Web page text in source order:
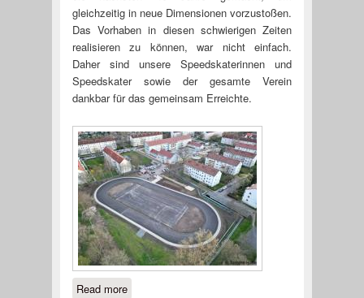
gleichzeitig in neue Dimensionen vorzustoßen.
Das Vorhaben in diesen schwierigen Zeiten
realisieren zu können, war nicht einfach.
Daher sind unsere Speedskaterinnen und
Speedskater sowie der gesamte Verein
dankbar für das gemeinsam Erreichte.
Read moreabout Neueröffnung der Inline- und